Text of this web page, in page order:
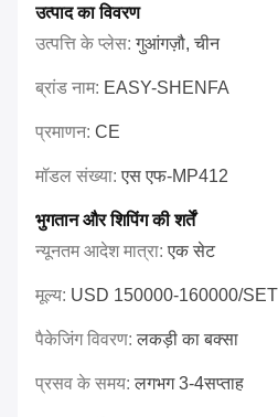
उत्पाद का विवरण
उत्पत्ति के प्लेस:गुआंगज़ौ, चीन
ब्रांड नाम: EASY-SHENFA
प्रमाणन: CE
मॉडल संख्या:एस एफ-MP412
भुगतान और शिपिंग की शर्तें
न्यूनतम आदेश मात्रा:एक सेट
मूल्य: USD 150000-160000/SET
पैकेजिंग विवरण:लकड़ी का बक्सा
प्रसव के समय:लगभग 3-4सप्ताह